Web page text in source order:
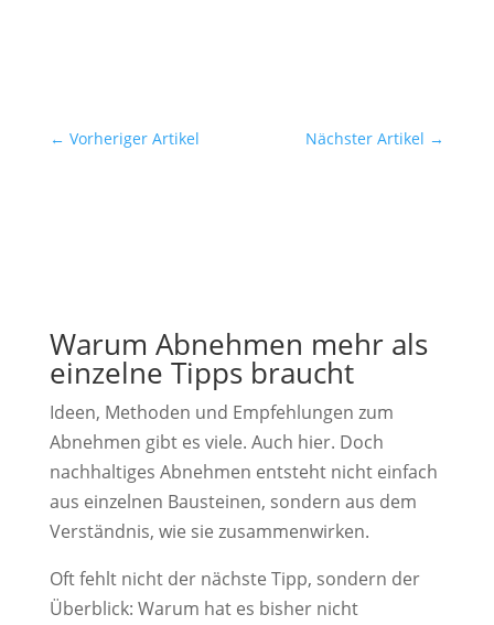
← Vorheriger Artikel Nächster Artikel →
Warum Abnehmen mehr als
einzelne Tipps braucht
Ideen, Methoden und Empfehlungen zum
Abnehmen gibt es viele. Auch hier. Doch
nachhaltiges Abnehmen entsteht nicht einfach
aus einzelnen Bausteinen, sondern aus dem
Verständnis, wie sie zusammenwirken.
Oft fehlt nicht der nächste Tipp, sondern der
Überblick: Warum hat es bisher nicht